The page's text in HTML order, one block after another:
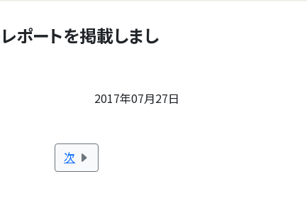
ポートを掲載しまし
2017年07月27日
次